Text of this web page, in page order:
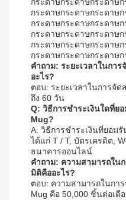
กระดาษกระดาษกระดาษ
กระดาษกระดาษกระดาษ
กระดาษกระดาษกระดาษ
กระดาษกระดาษกระดาษ
กระดาษกระดาษกระดาษ
กระดาษกระดาษกระดาษ
คําถาม: ระยะเวลาในกา
อะไร?
ตอบ: ระยะเวลาในการจั
ถึง 60 วัน
Q: วิธีการชําระเงินใดที่ย
Mug?
A: วิธีการชําระเงินที่ยอม
ได้แก่ T / T, บัตรเครดิต,
ธนาคารออนไลน์
คําถาม: ความสามารถใน
มิติคืออะไร?
ตอบ: ความสามารถในกา
Mug คือ 50,000 ชิ้นต่อเดื